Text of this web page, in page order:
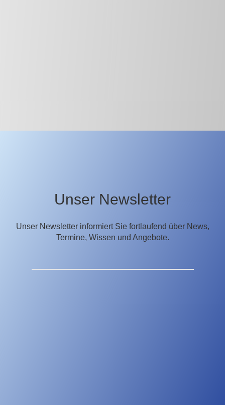
Unser Newsletter
Unser Newsletter informiert Sie fortlaufend über News,
Termine, Wissen und Angebote.